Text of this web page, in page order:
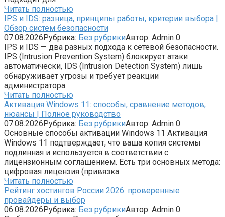
Читать полностью
IPS и IDS: разница, принципы работы, критерии выбора |
Обзор систем безопасности
07.08.2026Рубрика: Без рубрикиАвтор: Admin 0
IPS и IDS — два разных подхода к сетевой безопасности.
IPS (Intrusion Prevention System) блокирует атаки
автоматически, IDS (Intrusion Detection System) лишь
обнаруживает угрозы и требует реакции
администратора.
Читать полностью
Активация Windows 11: способы, сравнение методов,
нюансы | Полное руководство
07.08.2026Рубрика: Без рубрикиАвтор: Admin 0
Основные способы активации Windows 11 Активация
Windows 11 подтверждает, что ваша копия системы
подлинная и используется в соответствии с
лицензионным соглашением. Есть три основных метода:
цифровая лицензия (привязка
Читать полностью
Рейтинг хостингов России 2026: проверенные
провайдеры и выбор
06.08.2026Рубрика: Без рубрикиАвтор: Admin 0